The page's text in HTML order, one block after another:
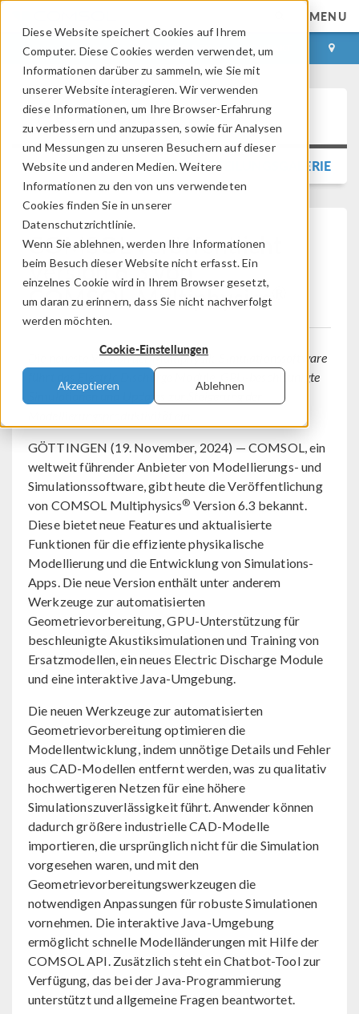
Diese Website speichert Cookies auf Ihrem
Computer. Diese Cookies werden verwendet, um
Informationen darüber zu sammeln, wie Sie mit
unserer Website interagieren. Wir verwenden
diese Informationen, um Ihre Browser-Erfahrung
zu verbessern und anzupassen, sowie für Analysen
und Messungen zu unseren Besuchern auf dieser
Website und anderen Medien. Weitere
Informationen zu den von uns verwendeten
Cookies finden Sie in unserer
Datenschutzrichtlinie.
Wenn Sie ablehnen, werden Ihre Informationen
beim Besuch dieser Website nicht erfasst. Ein
einzelnes Cookie wird in Ihrem Browser gesetzt,
um daran zu erinnern, dass Sie nicht nachverfolgt
werden möchten.
Cookie-Einstellungen
Akzeptieren Ablehnen
MENU
ANMELDEN KONTAKT
Press Release
ZURÜCK ZUR PRESSEMITTEILUNGSGALERIE
COMSOL veröffentlicht
Version 6.3 von
COMSOL Multiphysics
Die neueste Version der Multiphysik-Simulationssoftware
führt das Electric Discharge Module, GPU-beschleunigte
Simulationen und Updates zur Steigerung der
GÖTTINGEN (19. November, 2024) — COMSOL, ein
weltweit führender Anbieter von Modellierungs- und
Simulationssoftware, gibt heute die Veröffentlichung
von COMSOL Multiphysics® Version 6.3 bekannt.
Diese bietet neue Features und aktualisierte
Funktionen für die effiziente physikalische
Modellierung und die Entwicklung von Simulations-
Apps. Die neue Version enthält unter anderem
Werkzeuge zur automatisierten
Geometrievorbereitung, GPU-Unterstützung für
beschleunigte Akustiksimulationen und Training von
Ersatzmodellen, ein neues Electric Discharge Module
und eine interaktive Java-Umgebung.
Die neuen Werkzeuge zur automatisierten
Geometrievorbereitung optimieren die
Modellentwicklung, indem unnötige Details und Fehler
aus CAD-Modellen entfernt werden, was zu qualitativ
hochwertigeren Netzen für eine höhere
Simulationszuverlässigkeit führt. Anwender können
dadurch größere industrielle CAD-Modelle
importieren, die ursprünglich nicht für die Simulation
vorgesehen waren, und mit den
Geometrievorbereitungswerkzeugen die
notwendigen Anpassungen für robuste Simulationen
vornehmen. Die interaktive Java-Umgebung
ermöglicht schnelle Modelländerungen mit Hilfe der
COMSOL API. Zusätzlich steht ein Chatbot-Tool zur
Verfügung, das bei der Java-Programmierung
unterstützt und allgemeine Fragen beantwortet.